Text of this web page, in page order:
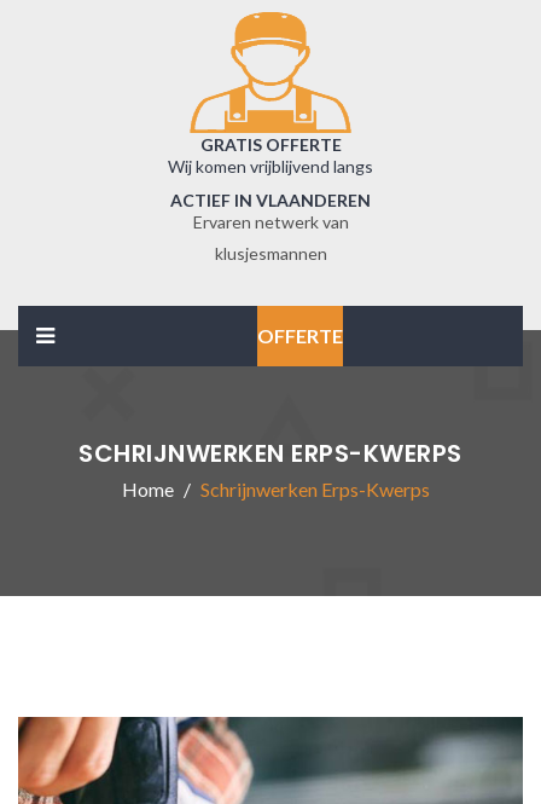
GRATIS OFFERTE
Wij komen vrijblijvend langs
ACTIEF IN VLAANDEREN
Ervaren netwerk van
klusjesmannen
OFFERTE
SCHRIJNWERKEN ERPS-KWERPS
Home Schrijnwerken Erps-Kwerps